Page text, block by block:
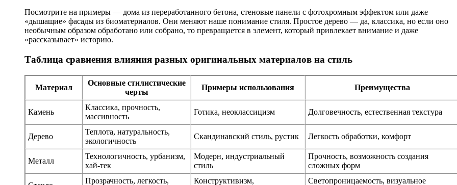
Посмотрите на примеры — дома из переработанного бетона, стеновые панели с фотохромным эффектом или даже
«дышащие» фасады из биоматериалов. Они меняют наше понимание стиля. Простое дерево — да, классика, но если оно
необычным образом обработано или собрано, то превращается в элемент, который привлекает внимание и даже
«рассказывает» историю.
Таблица сравнения влияния разных оригинальных материалов на стиль
Материал
Основные стилистические
черты
Примеры использования Преимущества
Камень
Классика, прочность,
массивность
Готика, неоклассицизм Долговечность, естественная текстура
Дерево
Теплота, натуральность,
экологичность
Скандинавский стиль, рустик Легкость обработки, комфорт
Металл
Технологичность, урбанизм,
хай-тек
Модерн, индустриальный
стиль
Прочность, возможность создания
сложных форм
Прозрачность, легкость,
Конструктивизм,
Светопроницаемость, визуальное